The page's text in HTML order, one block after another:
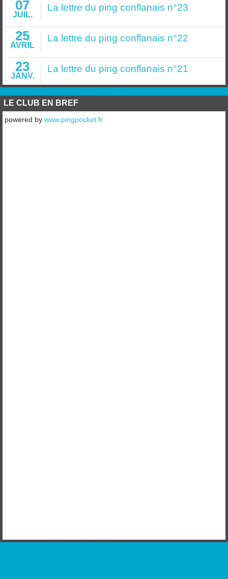
07
JUIL.
La lettre du ping conflanais n°23
25
AVRIL
La lettre du ping conflanais n°22
23
JANV.
La lettre du ping conflanais n°21
LE CLUB EN BREF
powered by www.pingpocket.fr